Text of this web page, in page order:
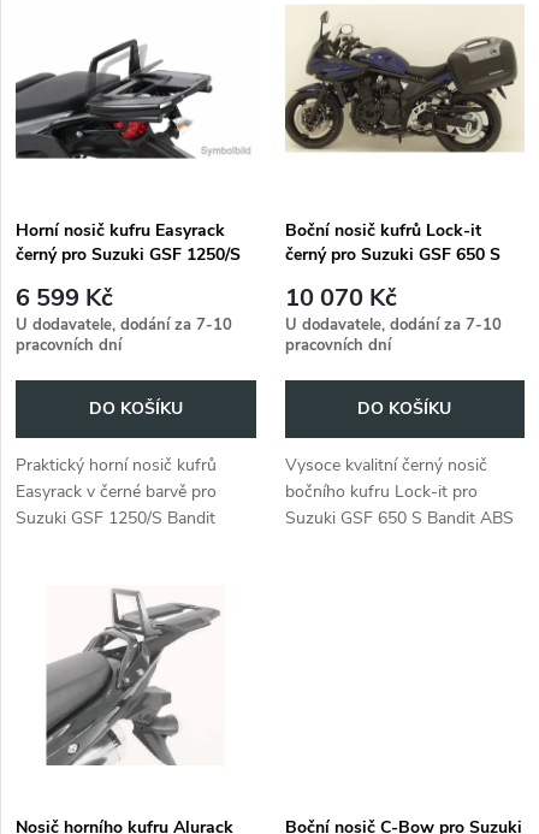
e
n
p
r
o
d
u
p
i
s
p
r
o
d
u
Horní nosič kufru Easyrack
černý pro Suzuki GSF 1250/S
6 599 Kč
U dodavatele, dodání za 7-10
pracovních dní
DO KOŠÍKU
Praktický horní nosič kufrů
Easyrack v černé barvě pro
Suzuki GSF 1250/S Bandit
Boční nosič kufrů Lock-it
černý pro Suzuki GSF 650 S
1250 ABS (2010-2014) (černé
stupačky pro pilota)
10 070 Kč
U dodavatele, dodání za 7-10
pracovních dní
DO KOŠÍKU
Vysoce kvalitní černý nosič
bočního kufru Lock-it pro
Suzuki GSF 650 S Bandit ABS
Nosič horního kufru Alurack Boční nosič C-Bow pro Suzuki